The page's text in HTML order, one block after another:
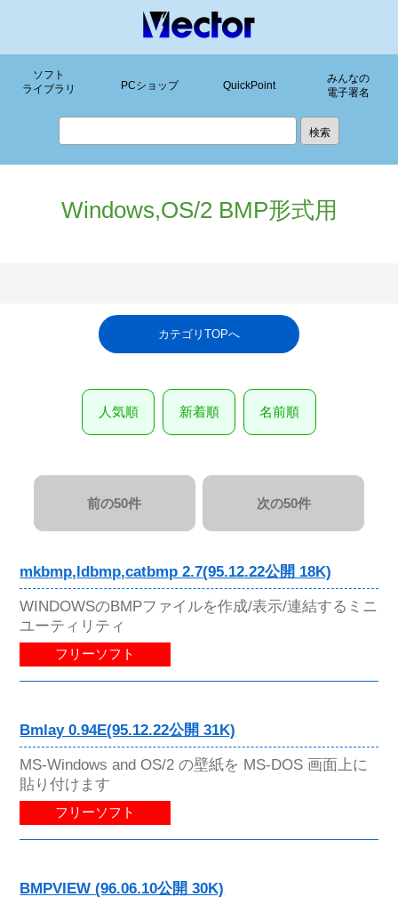
ソフト
ライブラリ
PCショップ QuickPoint
みんなの
電子署名
Windows,OS/2 BMP形式用
カテゴリTOPへ
人気順 新着順 名前順
前の50件 次の50件
mkbmp,ldbmp,catbmp 2.7(95.12.22公開 18K)
WINDOWSのBMPファイルを作成/表示/連結するミニ
ユーティリティ
フリーソフト
Bmlay 0.94E(95.12.22公開 31K)
MS-Windows and OS/2 の壁紙を MS-DOS 画面上に
貼り付けます
フリーソフト
BMPVIEW (96.06.10公開 30K)